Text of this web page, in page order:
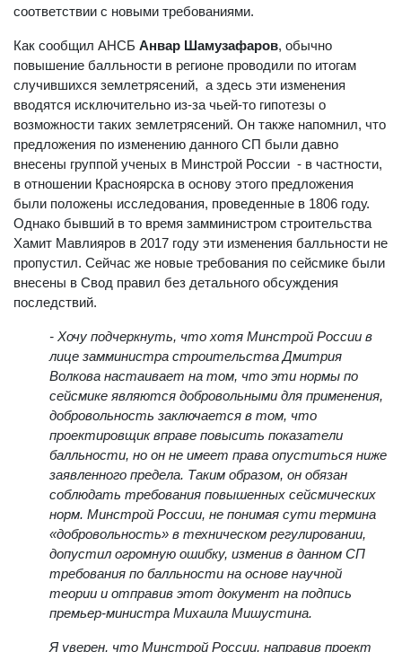
сами ДСК должны перестраивать свое производство в
Как сообщил АНСБАнвар Шамузафаров, обычно
повышение балльности в регионе проводили по итогам
случившихся землетрясений, а здесь эти изменения
вводятся исключительно из-за чьей-то гипотезы о
возможности таких землетрясений. Он также напомнил, что
предложения по изменению данного СП были давно
внесены группой ученых в Минстрой России - в частности,
в отношении Красноярска в основу этого предложения
были положены исследования, проведенные в 1806 году.
Однако бывший в то время замминистром строительства
Хамит Мавлияров в 2017 году эти изменения балльности не
пропустил. Сейчас же новые требования по сейсмике были
внесены в Свод правил без детального обсуждения
- Хочу подчеркнуть, что хотя Минстрой России в
лице замминистра строительства Дмитрия
Волкова настаивает на том, что эти нормы по
сейсмике являются добровольными для применения,
добровольность заключается в том, что
проектировщик вправе повысить показатели
балльности, но он не имеет права опуститься ниже
заявленного предела. Таким образом, он обязан
соблюдать требования повышенных сейсмических
норм. Минстрой России, не понимая сути термина
«добровольность» в техническом регулировании,
допустил огромную ошибку, изменив в данном СП
требования по балльности на основе научной
теории и отправив этот документ на подпись